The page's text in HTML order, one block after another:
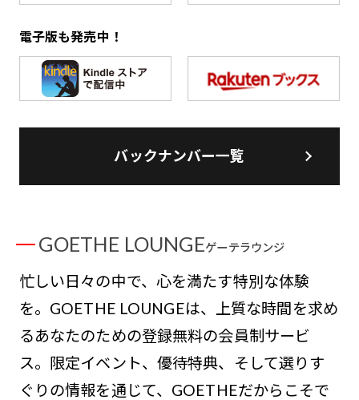
電子版も発売中！
バックナンバー一覧
GOETHE LOUNGEゲーテラウンジ
忙しい日々の中で、心を満たす特別な体験
を。GOETHE LOUNGEは、上質な時間を求め
るあなたのための登録無料の会員制サービ
ス。限定イベント、優待特典、そして選りす
ぐりの情報を通じて、GOETHEだからこそで